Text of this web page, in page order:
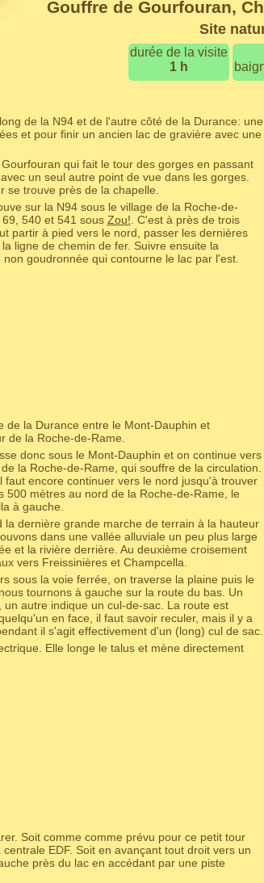
Gouffre de Gourfouran,
Site
durée de la visite
1 h
de la N94 et de l'autre côté de la Durance: une
et pour finir un ancien lac de gravière avec une
qui fait le tour des gorges en passant
un seul autre point de vue dans les gorges.
se trouve près de la chapelle.
sur la N94 sous le village de la Roche-de-
540 et 541 sous Zou! . C'est à près de trois
partir à pied vers le nord, passer les dernières
ligne de chemin de fer. Suivre ensuite la
goudronnée qui contourne le lac par l'est.
de la Durance entre le Mont-Dauphin et
de la Roche-de-Rame.
donc sous le Mont-Dauphin et on continue vers
la Roche-de-Rame, qui souffre de la circulation.
encore continuer vers le nord jusqu'à trouver
500 mètres au nord de la Roche-de-Rame, le
à gauche.
dernière grande marche de terrain à la hauteur
dans une vallée alluviale un peu plus large
et la rivière derrière. Au deuxième croisement
vers Freissinières et Champcella.
sous la voie ferrée, on traverse la plaine puis le
tournons à gauche sur la route du bas. Un
autre indique un cul-de-sac. La route est
en face, il faut savoir reculer, mais il y a
il s'agit effectivement d'un (long) cul de sac.
Elle longe le talus et mène directement
Soit comme comme prévu pour ce petit tour
EDF. Soit en avançant tout droit vers un
près du lac en accédant par une piste